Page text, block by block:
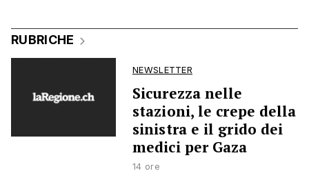
RUBRICHE
NEWSLETTER
Sicurezza nelle
stazioni, le crepe della
sinistra e il grido dei
medici per Gaza
14 ore